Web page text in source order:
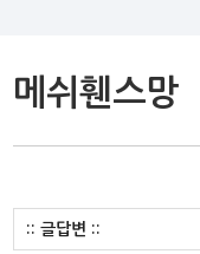
메쉬휀스망
:: 글답변 ::